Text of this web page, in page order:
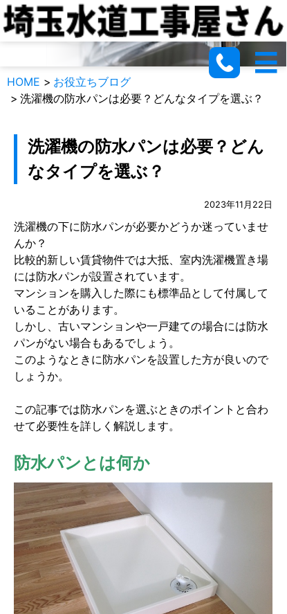
新着情報
HOME
お役立ちブログ
洗濯機の防水パンは必要？どんなタイプを選ぶ？
洗濯機の防水パンは必要？どん
なタイプを選ぶ？
2023年11月22日
洗濯機の下に防水パンが必要かどうか迷っていませ
んか？
比較的新しい賃貸物件では大抵、室内洗濯機置き場
には防水パンが設置されています。
マンションを購入した際にも標準品として付属して
いることがあります。
しかし、古いマンションや一戸建ての場合には防水
パンがない場合もあるでしょう。
このようなときに防水パンを設置した方が良いので
しょうか。
この記事では防水パンを選ぶときのポイントと合わ
せて必要性を詳しく解説します。
防水パンとは何か